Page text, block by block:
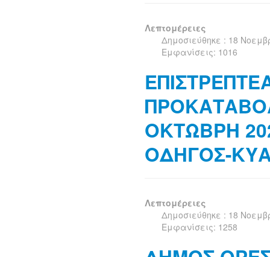
Λεπτομέρειες
Δημοσιεύθηκε : 18
Εμφανίσεις: 1016
ΟΚΤΩΒΡΗ
ΟΔΗΓΟΣ-
Λεπτομέρειες
Δημοσιεύθηκε : 18
Εμφανίσεις: 1258